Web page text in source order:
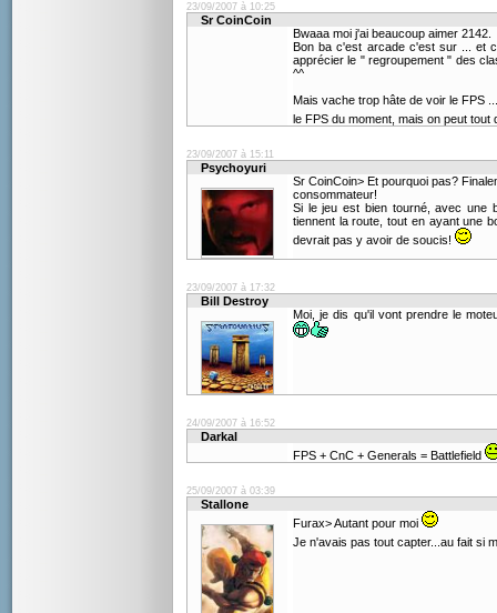
23/09/2007 à 10:25
Sr CoinCoin
Bwaaa moi j'ai beaucoup aimer 2142.
Bon ba c'est arcade c'est sur ... et
apprécier le " regroupement " des
^^
Mais vache trop hâte de voir le FPS
le FPS du moment, mais on peut
23/09/2007 à 15:11
Psychoyuri
Sr CoinCoin> Et pourquoi pas?
consommateur!
Si le jeu est bien tourné, avec une
tiennent la route, tout en ayant une
devrait pas y avoir de soucis!
23/09/2007 à 17:32
Bill Destroy
Moi, je dis qu'il vont prendre le
24/09/2007 à 16:52
Darkal
FPS + CnC + Generals = Battlefield
25/09/2007 à 03:39
Stallone
Furax> Autant pour moi
Je n'avais pas tout capter...au fait si